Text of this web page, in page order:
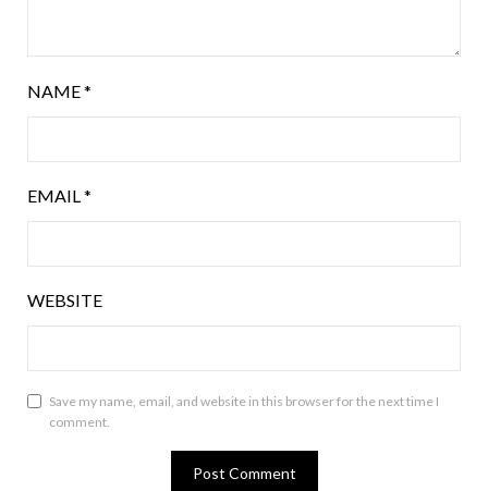
NAME*
EMAIL*
WEBSITE
Save my name, email, and website in this browser for the next time I
comment.